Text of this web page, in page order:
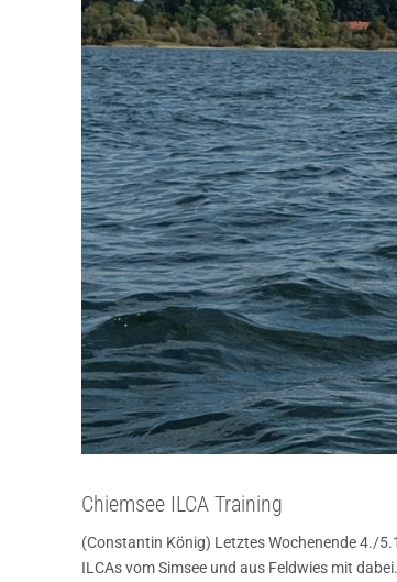
Chiemsee ILCA Training
(Constantin König) Letztes Wochenende 4./
ILCAs vom Simsee und aus Feldwies mit